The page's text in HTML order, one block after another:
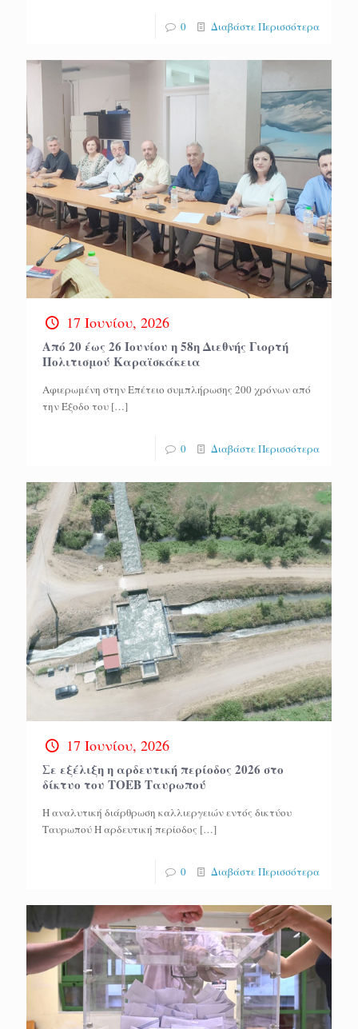
0 Διαβάστε Περισσότερα
17 Ιουνίου, 2026
Από 20 έως 26 Ιουνίου η 58η Διεθνής Γιορτή
Πολιτισμού Καραϊσκάκεια
Αφιερωμένη στην Επέτειο συμπλήρωσης 200 χρόνων από
την Έξοδο του […]
0 Διαβάστε Περισσότερα
17 Ιουνίου, 2026
Σε εξέλιξη η αρδευτική περίοδος 2026 στο
δίκτυο του ΤΟΕΒ Ταυρωπού
Η αναλυτική διάρθρωση καλλιεργειών εντός δικτύου
Ταυρωπού Η αρδευτική περίοδος […]
0 Διαβάστε Περισσότερα